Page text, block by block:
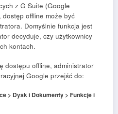
z G Suite (Google
offline może być
Domyślnie funkcja jest
decyduje, czy użytkownicy
kontach.
dostępu offline, administrator
Google przejść do:
> Dysk i Dokumenty > Funkcje i